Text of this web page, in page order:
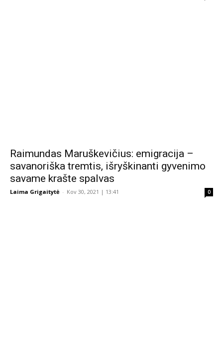
Raimundas Maruškevičius: emigracija –
savanoriška tremtis, išryškinanti gyvenimo
savame krašte spalvas
Laima Grigaitytė - Kov 30, 2021 | 13:41 0